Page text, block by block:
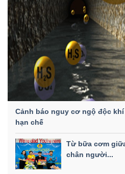
Cảnh báo nguy cơ ngộ độc
hạn chế
Từ bữa cơm
chân người...